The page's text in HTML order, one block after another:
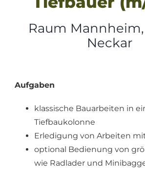
Raum
Neckar
Aufgaben
klassische Bauarbeiten in
Tiefbaukolonne
Erledigung von Arbeiten
optional Bedienung von
wie Radlader und